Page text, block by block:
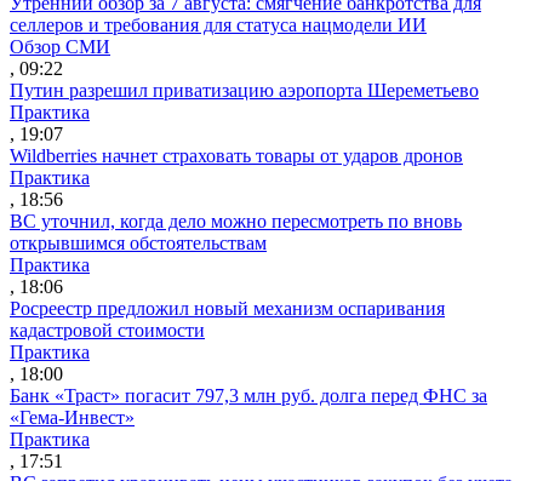
селлеров и требования для статуса нацмодели ИИ
Обзор СМИ
, 09:22
Путин разрешил приватизацию аэропорта Шереметьево
Практика
, 19:07
Wildberries начнет страховать товары от ударов дронов
Практика
, 18:56
ВС уточнил, когда дело можно пересмотреть по вновь
открывшимся обстоятельствам
Практика
, 18:06
Росреестр предложил новый механизм оспаривания
кадастровой стоимости
Практика
, 18:00
Банк «Траст» погасит 797,3 млн руб. долга перед ФНС за
«Гема-Инвест»
Практика
, 17:51